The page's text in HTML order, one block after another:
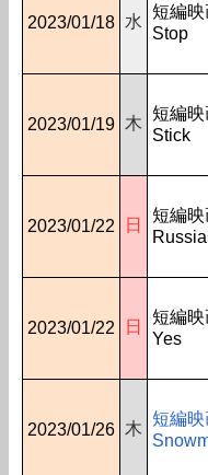
2023/01/18 水
短編
Stop
2023/01/19 木
短編
Stick
2023/01/22 日
短編
2023/01/22 日
短編
Yes
2023/01/26 木
短編